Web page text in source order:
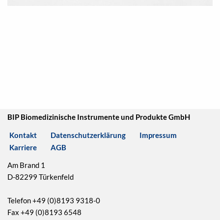
BIP Biomedizinische Instrumente und Produkte GmbH
Kontakt Datenschutzerklärung
Impressum
Karriere
AGB
Am Brand 1
D-82299 Türkenfeld
Telefon +49 (0)8193 9318-0
Fax +49 (0)8193 6548